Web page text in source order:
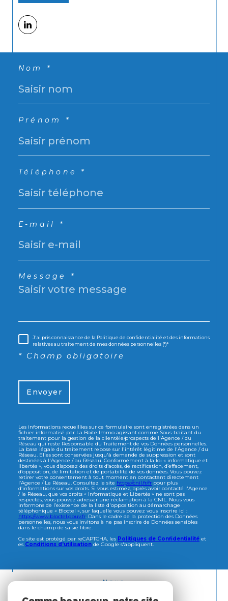
Nom *
Prénom *
Téléphone *
E-mail *
Message *
J'ai pris connaissance de la Politique de confidentialité et des informations
relatives au traitement de mes données personnelles (*)*
* Champ obligatoire
Envoyer
Les informations recueillies sur ce formulaire sont enregistrées dans un
fichier informatisé par La Boite Immo agissant comme Sous-traitant du
traitement pour la gestion de la clientèle/prospects de l'Agence / du
Réseau qui reste Responsable du Traitement de vos Données personnelles.
La base légale du traitement repose sur l'intérêt légitime de l'Agence / du
Réseau. Elles sont conservées jusqu'à demande de suppression et sont
destinées à l'Agence / au Réseau. Conformément à la loi « informatique et
libertés », vous disposez des droits d’accès, de rectification, d’effacement,
d’opposition, de limitation et de portabilité de vos données. Vous pouvez
retirer votre consentement à tout moment en contactant directement
l’Agence / Le Réseau. Consultez le site https://cnil.fr/fr pour plus
d’informations sur vos droits. Si vous estimez, après avoir contacté l'Agence
/ le Réseau, que vos droits « Informatique et Libertés » ne sont pas
respectés, vous pouvez adresser une réclamation à la CNIL. Nous vous
informons de l’existence de la liste d'opposition au démarchage
téléphonique « Bloctel », sur laquelle vous pouvez vous inscrire ici :
https://www.bloctel.gouv.fr. Dans le cadre de la protection des Données
personnelles, nous vous invitons à ne pas inscrire de Données sensibles
dans le champ de saisie libre.
Ce site est protégé par reCAPTCHA, les Politiques de Confidentialité et
es Conditions d'utilisation de Google s'appliquent.
Nous